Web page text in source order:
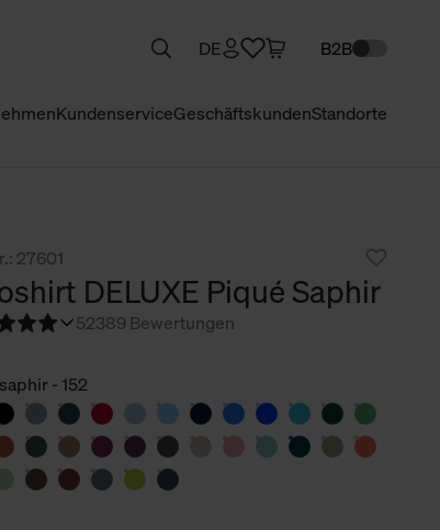
KundenserviceGeschäftskundenStandorte
DE B2B
27601
DELUXE Piqué Saphir
52389 Bewertungen
saphir - 152